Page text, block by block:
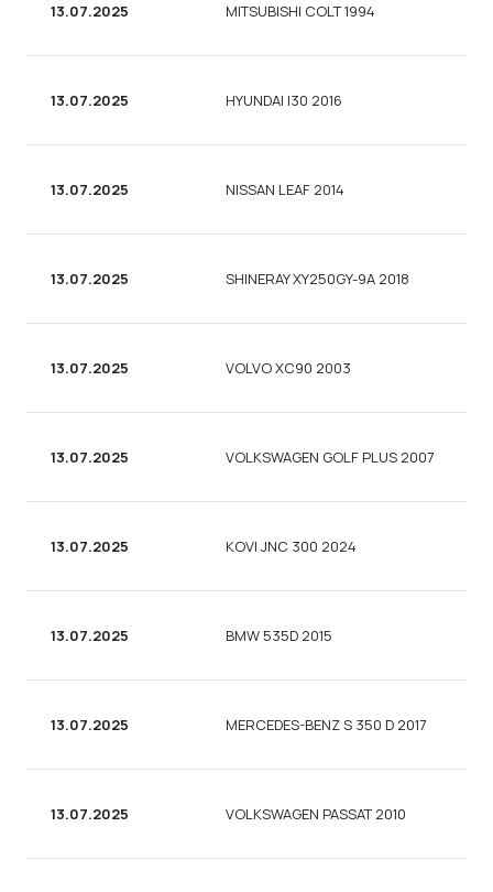
13.07.2025 MITSUBISHI COLT 1994
13.07.2025 HYUNDAI I30 2016
13.07.2025 NISSAN LEAF 2014
13.07.2025 SHINERAY XY250GY-9A 2018
13.07.2025 VOLVO XC90 2003
13.07.2025 VOLKSWAGEN GOLF PLUS 2007
13.07.2025 KOVI JNC 300 2024
13.07.2025 BMW 535D 2015
13.07.2025 MERCEDES-BENZ S 350 D 2017
13.07.2025 VOLKSWAGEN PASSAT 2010